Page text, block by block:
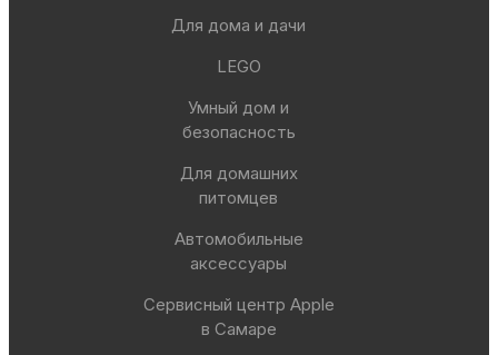
Для дома и дачи
LEGO
Умный дом и
безопасность
Для домашних
питомцев
Автомобильные
аксессуары
Сервисный центр Apple
в Самаре